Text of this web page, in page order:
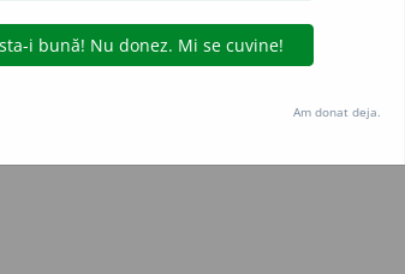
2004-2026 dexonline (https://dexonline.ro)
site, inclusiv prin orice metode de extragere automată
cu excepția seturilor de date oferite oficial spre utilizare
Hosterion
Am donat deja.